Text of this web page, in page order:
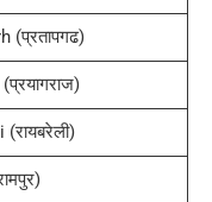
(प्रतापगढ)